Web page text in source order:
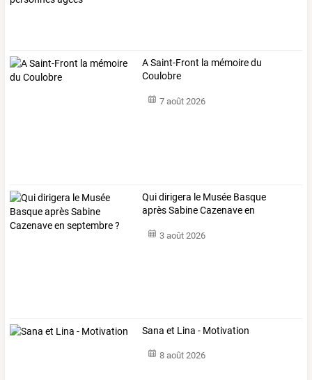
A Saint-Front la mémoire du
Coulobre
7 août 2026
Qui dirigera le Musée Basque
après Sabine Cazenave en
3 août 2026
Sana et Lina - Motivation
8 août 2026